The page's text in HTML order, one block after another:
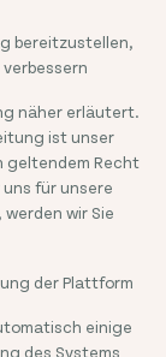
bereitzustellen,
näher erläutert.
ist unser
geltendem Recht
für unsere
wir Sie
der Plattform
einige
des Systems